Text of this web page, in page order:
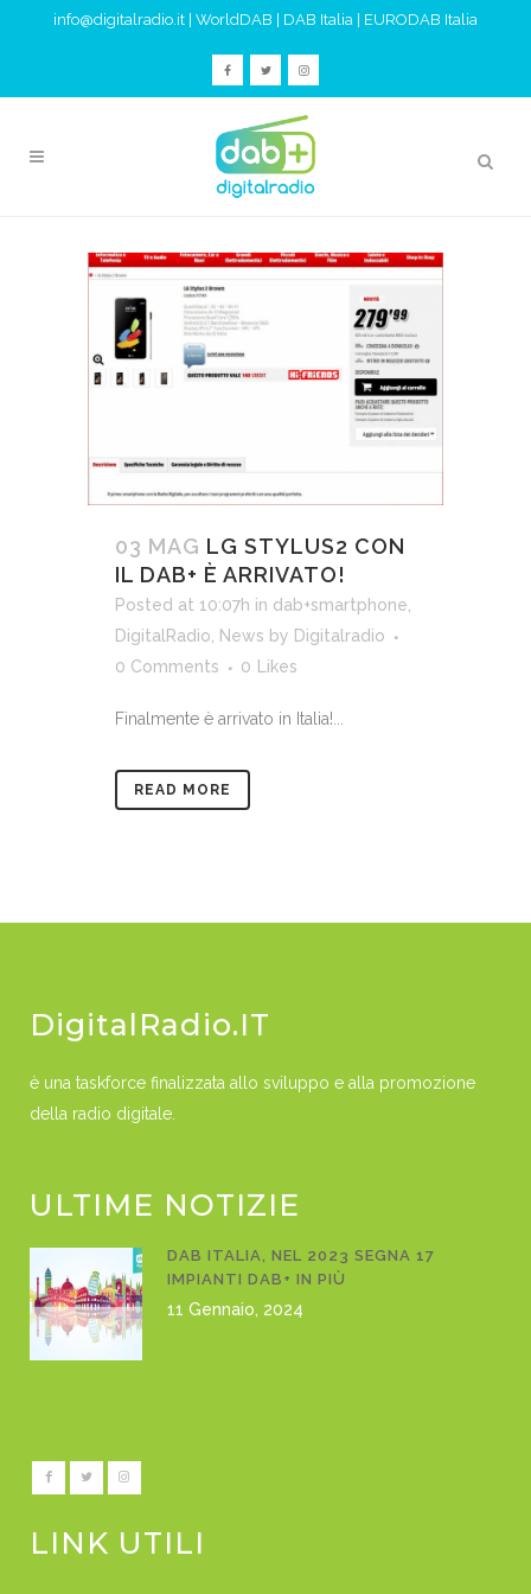
info@digitalradio.it WorldDAB DAB Italia EURODAB Italia
03 MAG LG STYLUS2 CON
IL DAB+ È ARRIVATO!
Posted at 10:07h in dab+smartphone
DigitalRadio
News by Digitalradio
0 Comments
0 Likes
Finalmente è arrivato in Italia!...
READ MORE
DigitalRadio.IT
è una taskforce finalizzata allo sviluppo e alla promozione
della radio digitale.
ULTIME NOTIZIE
DAB ITALIA, NEL 2023 SEGNA 17
IMPIANTI DAB+ IN PIÙ
11 Gennaio, 2024
LINK UTILI